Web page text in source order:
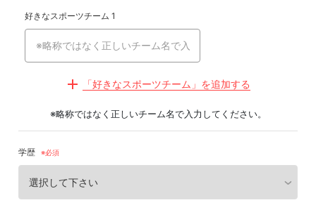
好きなスポーツチーム 1
「好きなスポーツチーム」を追加する
※略称ではなく正しいチーム名で入力してください。
学歴